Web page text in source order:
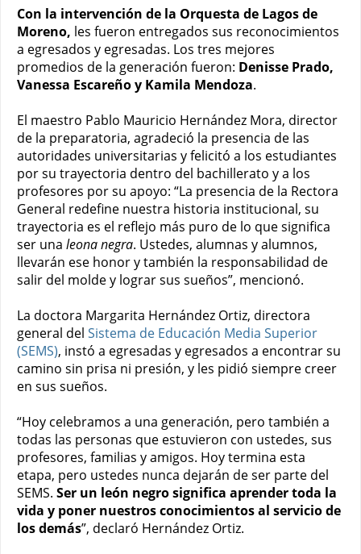
Con la intervención de la Orquesta de Lagos de
Moreno, les fueron entregados sus reconocimientos
a egresados y egresadas. Los tres mejores
promedios de la generación fueron: Denisse Prado,
Vanessa Escareño y Kamila Mendoza.
El maestro Pablo Mauricio Hernández Mora, director
de la preparatoria, agradeció la presencia de las
autoridades universitarias y felicitó a los estudiantes
por su trayectoria dentro del bachillerato y a los
profesores por su apoyo: “La presencia de la Rectora
General redefine nuestra historia institucional, su
trayectoria es el reflejo más puro de lo que significa
ser una leona negra. Ustedes, alumnas y alumnos,
llevarán ese honor y también la responsabilidad de
salir del molde y lograr sus sueños”, mencionó.
La doctora Margarita Hernández Ortiz, directora
general del Sistema de Educación Media Superior
(SEMS), instó a egresadas y egresados a encontrar su
camino sin prisa ni presión, y les pidió siempre creer
en sus sueños.
“Hoy celebramos a una generación, pero también a
todas las personas que estuvieron con ustedes, sus
profesores, familias y amigos. Hoy termina esta
etapa, pero ustedes nunca dejarán de ser parte del
SEMS. Ser un león negro significa aprender toda la
vida y poner nuestros conocimientos al servicio de
los demás”, declaró Hernández Ortiz.